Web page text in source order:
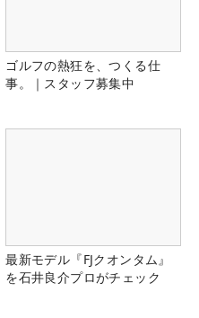
ゴルフの熱狂を、つくる仕
事。｜スタッフ募集中
最新モデル『FJクオンタム』
を石井良介プロがチェック